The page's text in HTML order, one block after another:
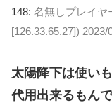
148: 名無しプレイヤ
[126.33.65.27]) 2023/
太陽降下は使い
代用出来るもん